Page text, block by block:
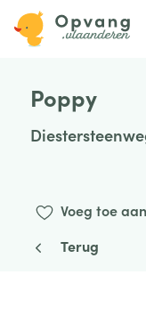
Poppy
Voeg toe
Terug